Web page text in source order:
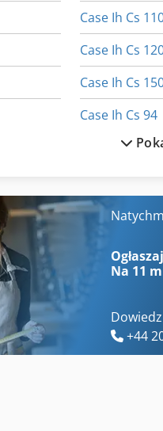
Case Ih Cs
Case Ih Cs
Case Ih Cs
Case Ih Cs 94
Case Ih Cvx
Case Ih Cvx
Na 11
+44